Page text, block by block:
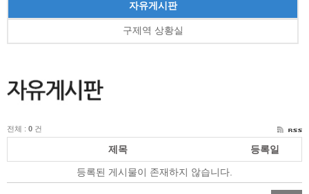
자유게시판
구제역 상황실
전체 : 0 건
제목 등록일
등록된 게시물이 존재하지 않습니다.